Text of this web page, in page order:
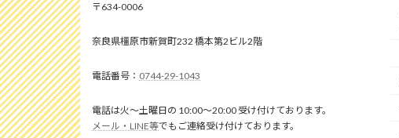
634-0006
奈良県橿原市新賀町232 橋本第2ビル2階
0744-29-1043
電話は火～土曜日の 10:00～20:00 受け付けております。
メール・LINE等でもご連絡受け付けております。